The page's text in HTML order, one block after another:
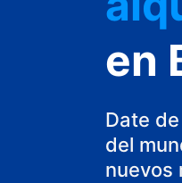
en
Date
del
nuevos